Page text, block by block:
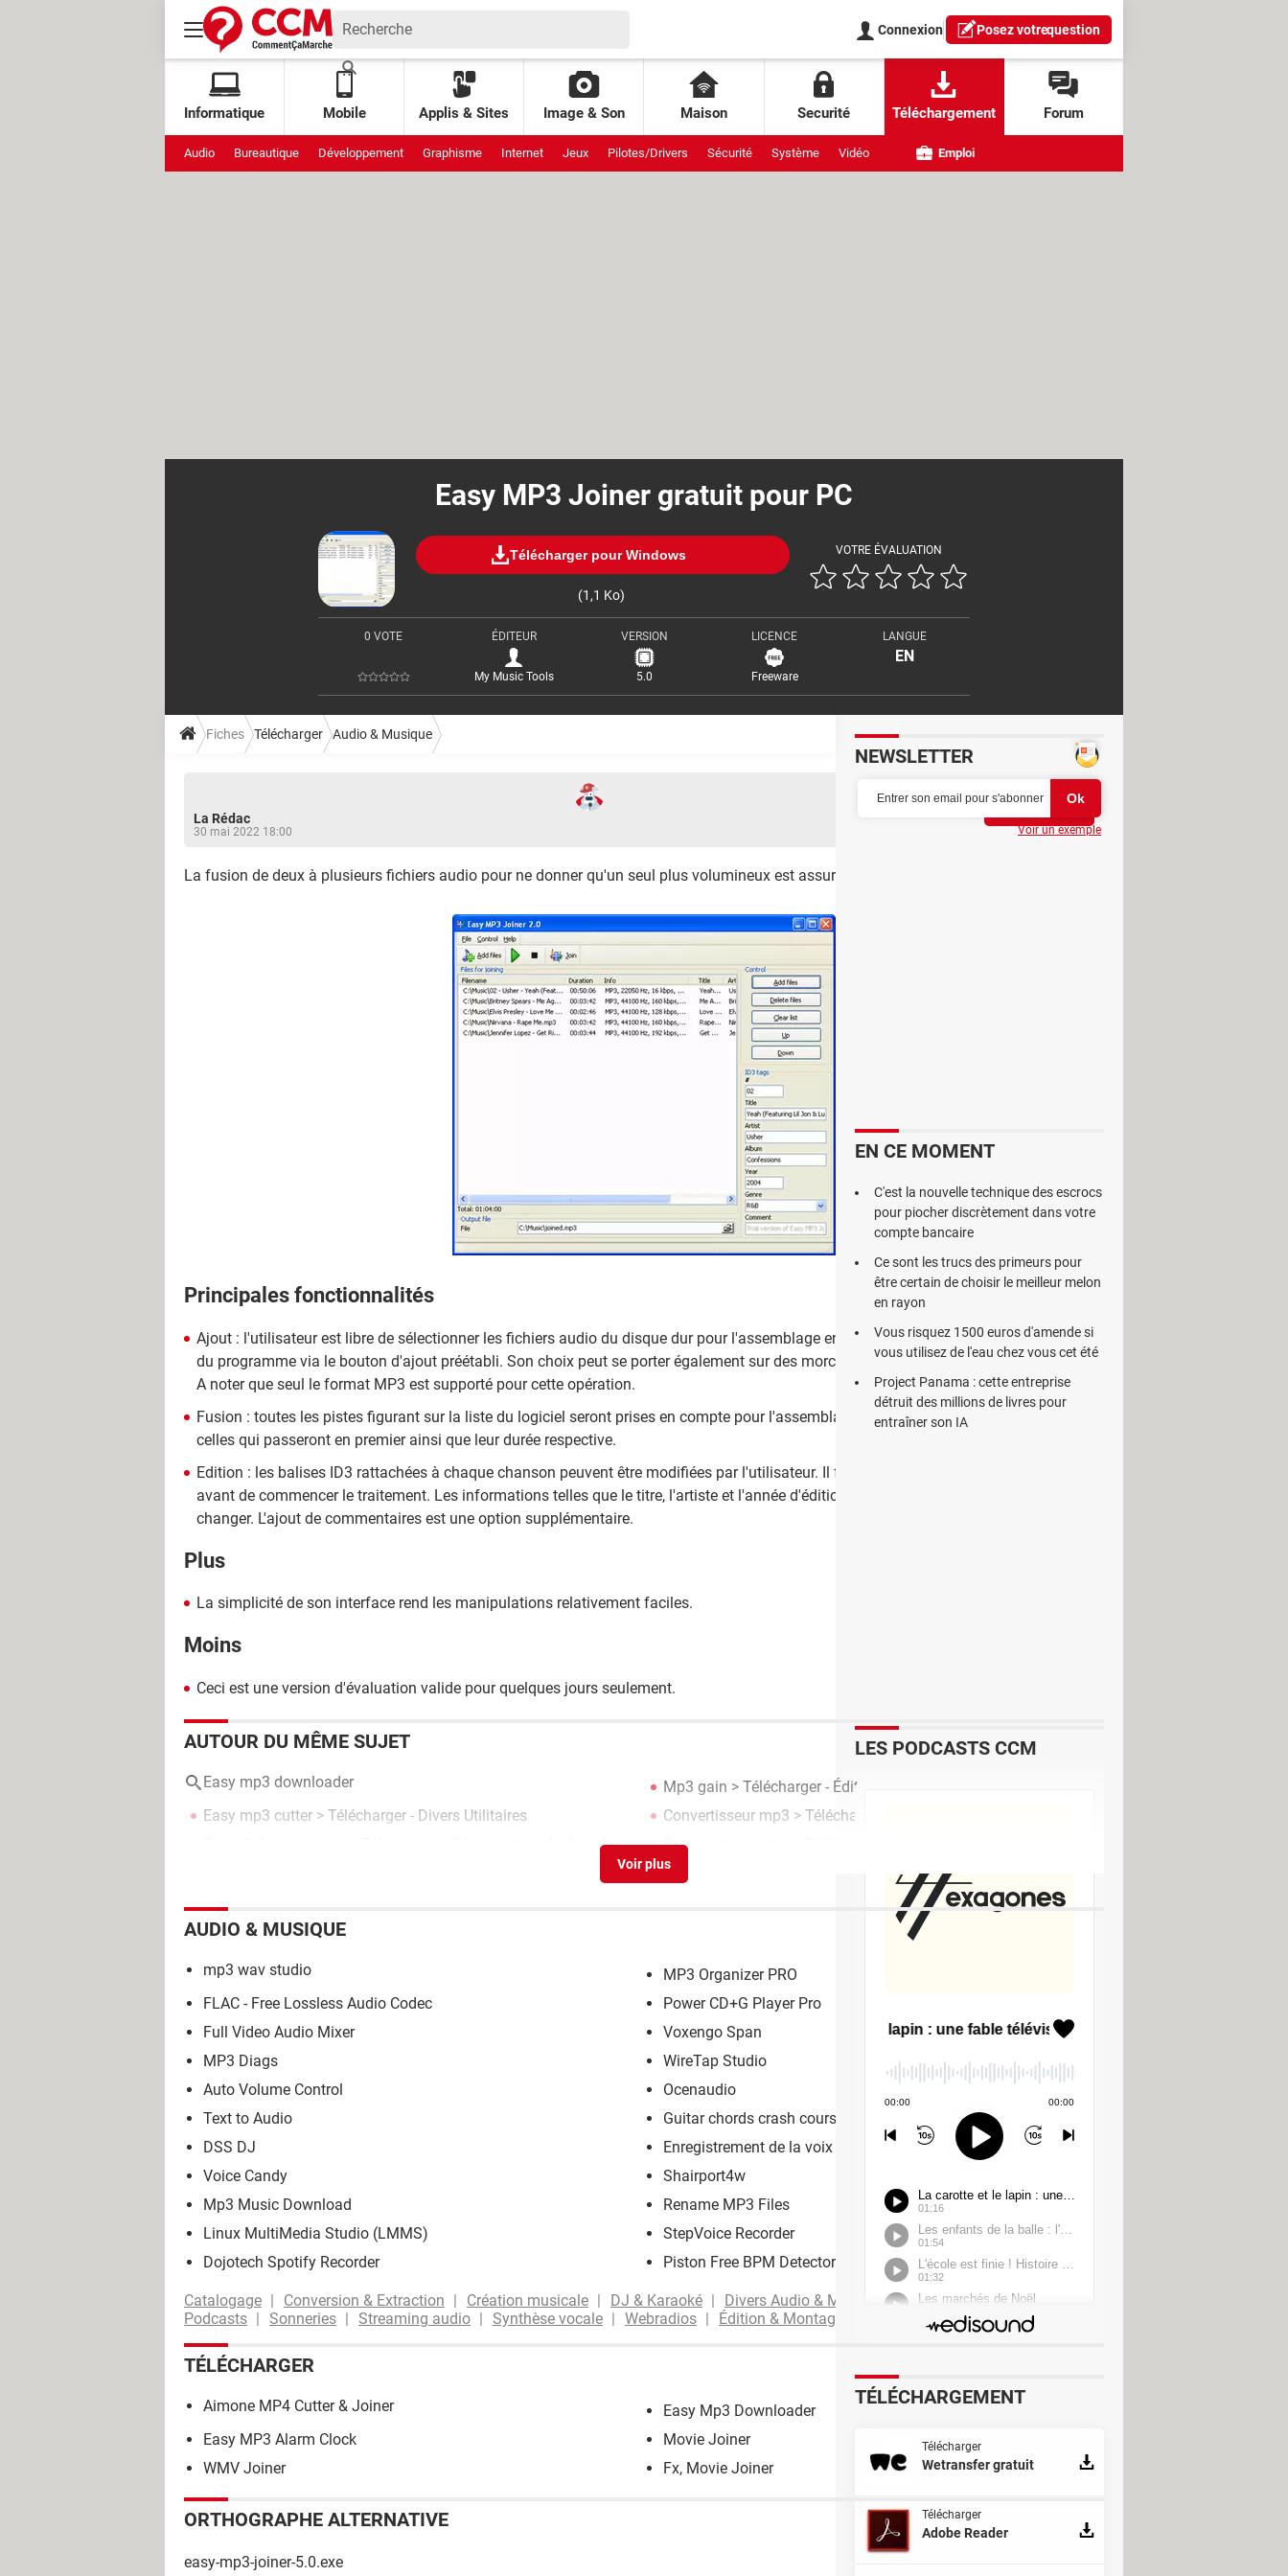
Connexion Posez votrequestion
Informatique Mobile Applis & Sites Image & Son Maison Securité Téléchargement Forum
Audio Bureautique Développement Graphisme Internet Jeux Pilotes/Drivers Sécurité Système Vidéo Emploi
Easy MP3 Joiner gratuit pour PC
Télécharger pour Windows
(1,1 Ko)
VOTRE ÉVALUATION
0 VOTE ÉDITEUR
My Music Tools
VERSION
5.0
LICENCE
Freeware
LANGUE
EN
Fiches Télécharger Audio & Musique
La Rédac
30 mai 2022 18:00
La fusion de deux à plusieurs fichiers audio pour ne donner qu'un seul plus volumineux est assurée par le logiciel
Principales fonctionnalités
Ajout : l'utilisateur est libre de sélectionner les fichiers audio du disque dur pour l'assemblage en les important sur l'interface principale
du programme via le bouton d'ajout préétabli. Son choix peut se porter également sur des morceaux extraits d'un support multimédia.
A noter que seul le format MP3 est supporté pour cette opération.
Fusion : toutes les pistes figurant sur la liste du logiciel seront prises en compte pour l'assemblage. L'utilisateur est libre de définir
celles qui passeront en premier ainsi que leur durée respective.
Edition : les balises ID3 rattachées à chaque chanson peuvent être modifiées par l'utilisateur. Il faut sélectionner la piste en question
avant de commencer le traitement. Les informations telles que le titre, l'artiste et l'année d'édition figurent parmi celles que l'on peut
changer. L'ajout de commentaires est une option supplémentaire.
Plus
La simplicité de son interface rend les manipulations relativement faciles.
Moins
Ceci est une version d'évaluation valide pour quelques jours seulement.
AUTOUR DU MÊME SUJET
Easy mp3 downloader Mp3 gain > Télécharger - Édition & Montage
Easy mp3 cutter > Télécharger - Divers Utilitaires Convertisseur mp3 > Télécharger - Conversion & Extraction
> Télécharger - Récupération de données Easy poster printer
AUDIO & MUSIQUE
mp3 wav studio
MP3 Organizer PRO
FLAC - Free Lossless Audio Codec
Power CD+G Player Pro
Full Video Audio Mixer
Voxengo Span
MP3 Diags
WireTap Studio
Auto Volume Control
Ocenaudio
Text to Audio
Guitar chords crash course
DSS DJ
Enregistrement de la voix
Voice Candy
Shairport4w
Mp3 Music Download
Rename MP3 Files
Linux MultiMedia Studio (LMMS)
StepVoice Recorder
Dojotech Spotify Recorder
Piston Free BPM Detector
Catalogage Conversion & Extraction Création musicale DJ & Karaoké Divers Audio & Musique
Lecture & Playlists
Podcasts
Sonneries Streaming audio Synthèse vocale Webradios Édition & Montage
TÉLÉCHARGER
Aimone MP4 Cutter & Joiner
Easy Mp3 Downloader
Easy MP3 Alarm Clock
Movie Joiner
WMV Joiner
Fx, Movie Joiner
ORTHOGRAPHE ALTERNATIVE
easy-mp3-joiner-5.0.exe
NEWSLETTER
Voir un exemple
EN CE MOMENT
C'est la nouvelle technique des escrocs
pour piocher discrètement dans votre
compte bancaire
Ce sont les trucs des primeurs pour
être certain de choisir le meilleur melon
en rayon
Vous risquez 1500 euros d'amende si
vous utilisez de l'eau chez vous cet été
Project Panama : cette entreprise
détruit des millions de livres pour
entraîner son IA
LES PODCASTS CCM
TÉLÉCHARGEMENT
Télécharger
Wetransfer gratuit
Télécharger
Adobe Reader